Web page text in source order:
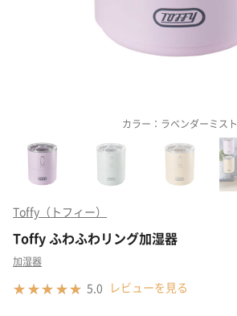
カラー：ラベンダーミスト
Toffy（トフィー）
Toffy ふわふわリング加湿器
加湿器
5.0 レビューを見る